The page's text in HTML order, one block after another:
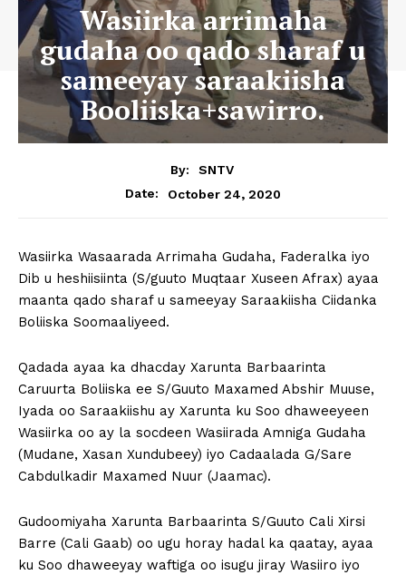
Wasiirka arrimaha
gudaha oo qado sharaf u
sameeyay saraakiisha
Booliiska+sawirro.
By:
SNTV
Date:
October 24, 2020
Wasiirka Wasaarada Arrimaha Gudaha, Faderalka iyo
Dib u heshiisiinta (S/guuto Muqtaar Xuseen Afrax) ayaa
maanta qado sharaf u sameeyay Saraakiisha Ciidanka
Boliiska Soomaaliyeed.
Qadada ayaa ka dhacday Xarunta Barbaarinta
Caruurta Boliiska ee S/Guuto Maxamed Abshir Muuse,
Iyada oo Saraakiishu ay Xarunta ku Soo dhaweeyeen
Wasiirka oo ay la socdeen Wasiirada Amniga Gudaha
(Mudane, Xasan Xundubeey) iyo Cadaalada G/Sare
Cabdulkadir Maxamed Nuur (Jaamac).
Gudoomiyaha Xarunta Barbaarinta S/Guuto Cali Xirsi
Barre (Cali Gaab) oo ugu horay hadal ka qaatay, ayaa
ku Soo dhaweeyay waftiga oo isugu jiray Wasiiro iyo